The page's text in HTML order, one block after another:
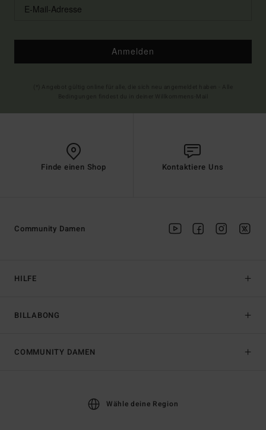
Anmelden
Finde einen Shop Kontaktiere Uns
HILFE
BILLABONG
Community Damen
COMMUNITY DAMEN
Wähle deine Region